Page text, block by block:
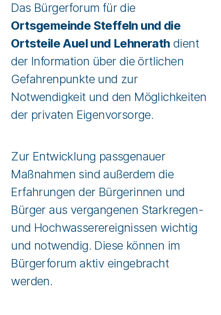
Das Bürgerforum für die
Ortsgemeinde Steffeln und die
Ortsteile Auel und Lehnerath dient
der Information über die örtlichen
Gefahrenpunkte und zur
Notwendigkeit und den Möglichkeiten
der privaten Eigenvorsorge.
Zur Entwicklung passgenauer
Maßnahmen sind außerdem die
Erfahrungen der Bürgerinnen und
Bürger aus vergangenen Starkregen-
und Hochwasserereignissen wichtig
und notwendig. Diese können im
Bürgerforum aktiv eingebracht
werden.